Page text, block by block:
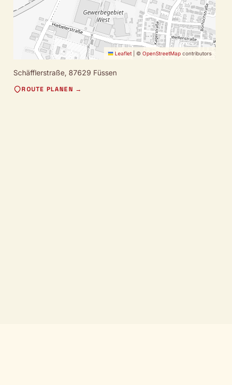
Leaflet © OpenStreetMapcontributors
Schäfflerstraße,87629 Füssen
ROUTE PLANEN →